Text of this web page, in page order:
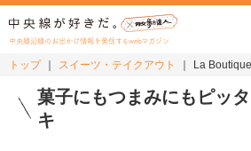
中央線沿線のお出かけ情報を発信するwebマガジン
グルメ・カフェ
トップ スイーツ・テイクアウト La
菓子にもつまみにもピッ
キ